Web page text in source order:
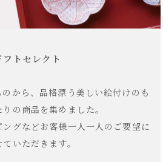
フトセレクト
から、品格漂う美しい絵付けのも
の商品を集めました。
グなどお客様一人一人のご要望に
いただきます。